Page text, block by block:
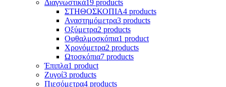
Διαγνωστικά19 products
ΣΤΗΘΟΣΚΟΠΙΑ4 products
Αναστημόμετρα3 products
Οξύμετρα2 products
Οφθαλμοσκόπια1 product
Χρονόμετρα2 products
Ωτοσκόπια7 products
Έπιπλα1 product
Ζυγοί3 products
Πιεσόμετρα4 products